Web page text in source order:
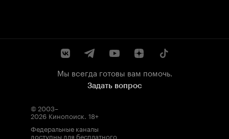
Мы всегда готовы вам помочь.
Задать вопрос
© 2003–
2026 Кинопоиск 18+
Федеральные каналы
доступны для бесплатного